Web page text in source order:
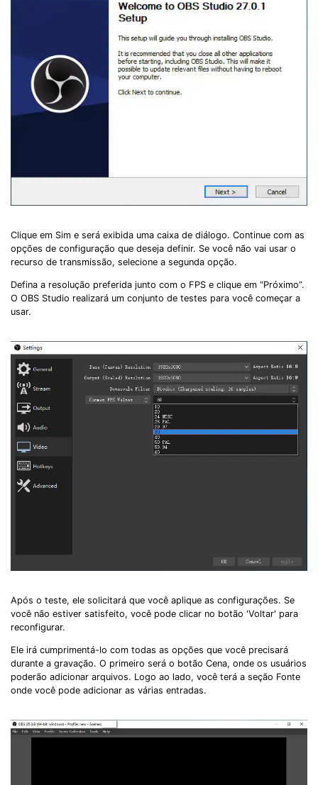
Clique em Sim e será exibida uma caixa de diálogo. Continue com as
opções de configuração que deseja definir. Se você não vai usar o
recurso de transmissão, selecione a segunda opção.
Defina a resolução preferida junto com o FPS e clique em “Próximo”.
O OBS Studio realizará um conjunto de testes para você começar a
usar.
Após o teste, ele solicitará que você aplique as configurações. Se
você não estiver satisfeito, você pode clicar no botão 'Voltar' para
reconfigurar.
Ele irá cumprimentá-lo com todas as opções que você precisará
durante a gravação. O primeiro será o botão Cena, onde os usuários
poderão adicionar arquivos. Logo ao lado, você terá a seção Fonte
onde você pode adicionar as várias entradas.